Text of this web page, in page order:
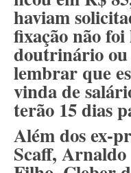
haviam
fixação não
doutrinário
lembrar que
vinda de
terão 15 dias
Além dos ex-
Scaff,